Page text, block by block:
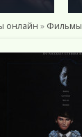
онлайн » Фильмы